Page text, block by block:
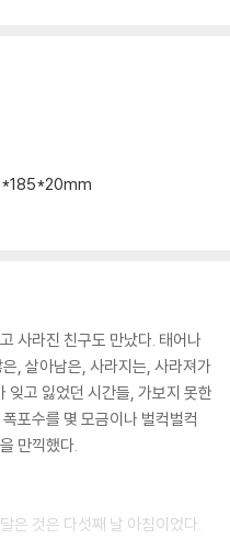
사라진 친구도 만났다. 태어나
, 살아남은, 사라지는, 사라져가
잊고 잃었던 시간들, 가보지 못한
포수를 몇 모금이나 벌컥벌컥
만끽했다.
은 것은 다섯째 날 아침이었다.